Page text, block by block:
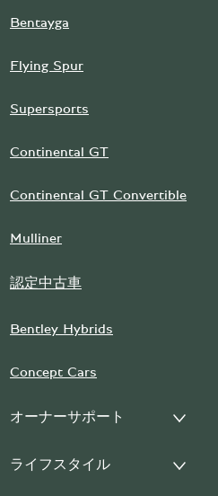
LOGO"
Bentayga
Flying Spur
Supersports
Continental GT
Continental GT Convertible
Mulliner
認定中古車
Bentley Hybrids
Concept Cars
オーナーサポート
ライフスタイル